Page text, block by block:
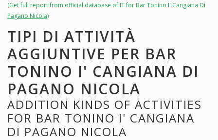
(Get full report from official database of IT for Bar Tonino I' Cangiana Di
Pagano Nicola)
TIPI DI ATTIVITÀ
AGGIUNTIVE PER BAR
TONINO I' CANGIANA DI
PAGANO NICOLA
ADDITION KINDS OF ACTIVITIES
FOR BAR TONINO I' CANGIANA
DI PAGANO NICOLA